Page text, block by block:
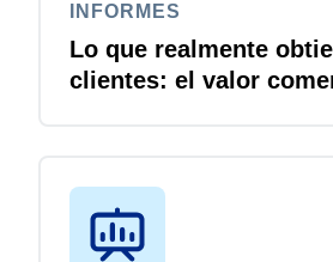
INFORMES
Lo que realmente
clientes: el valor